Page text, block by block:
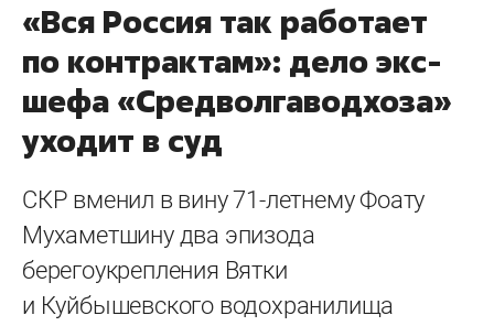
«Вся Россия так работает
по контрактам»: дело экс-
шефа «Средволгаводхоза»
уходит в суд
СКР вменил в вину 71-летнему Фоату
Мухаметшину два эпизода
берегоукрепления Вятки
и Куйбышевского водохранилища